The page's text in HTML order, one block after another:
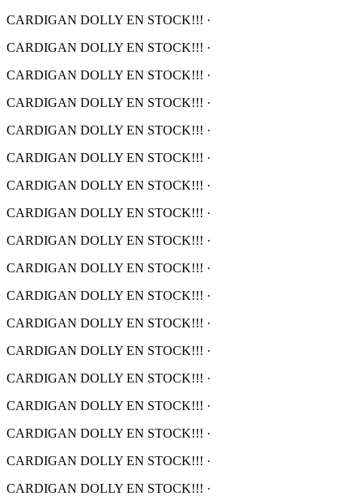
CARDIGAN DOLLY EN STOCK!!! ·
CARDIGAN DOLLY EN STOCK!!! ·
CARDIGAN DOLLY EN STOCK!!! ·
CARDIGAN DOLLY EN STOCK!!! ·
CARDIGAN DOLLY EN STOCK!!! ·
CARDIGAN DOLLY EN STOCK!!! ·
CARDIGAN DOLLY EN STOCK!!! ·
CARDIGAN DOLLY EN STOCK!!! ·
CARDIGAN DOLLY EN STOCK!!! ·
CARDIGAN DOLLY EN STOCK!!! ·
CARDIGAN DOLLY EN STOCK!!! ·
CARDIGAN DOLLY EN STOCK!!! ·
CARDIGAN DOLLY EN STOCK!!! ·
CARDIGAN DOLLY EN STOCK!!! ·
CARDIGAN DOLLY EN STOCK!!! ·
CARDIGAN DOLLY EN STOCK!!! ·
CARDIGAN DOLLY EN STOCK!!! ·
CARDIGAN DOLLY EN STOCK!!! ·